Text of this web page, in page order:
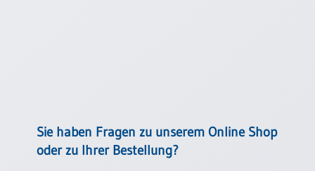
Restbestände
Sie haben Fragen zu unserem Online Shop
oder zu Ihrer Bestellung?